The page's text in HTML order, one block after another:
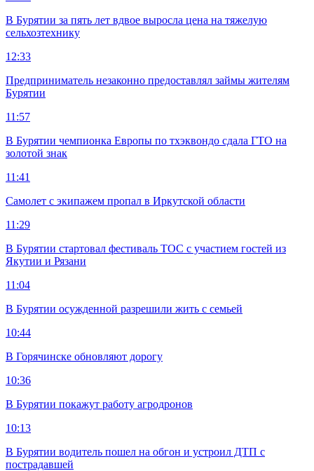
В Бурятии за пять лет вдвое выросла цена на тяжелую
сельхозтехнику
12:33
Предприниматель незаконно предоставлял займы жителям
Бурятии
11:57
В Бурятии чемпионка Европы по тхэквондо сдала ГТО на
золотой знак
11:41
Самолет с экипажем пропал в Иркутской области
11:29
В Бурятии стартовал фестиваль ТОС с участием гостей из
Якутии и Рязани
11:04
В Бурятии осужденной разрешили жить с семьей
10:44
В Горячинске обновляют дорогу
10:36
В Бурятии покажут работу агродронов
10:13
В Бурятии водитель пошел на обгон и устроил ДТП с
пострадавшей